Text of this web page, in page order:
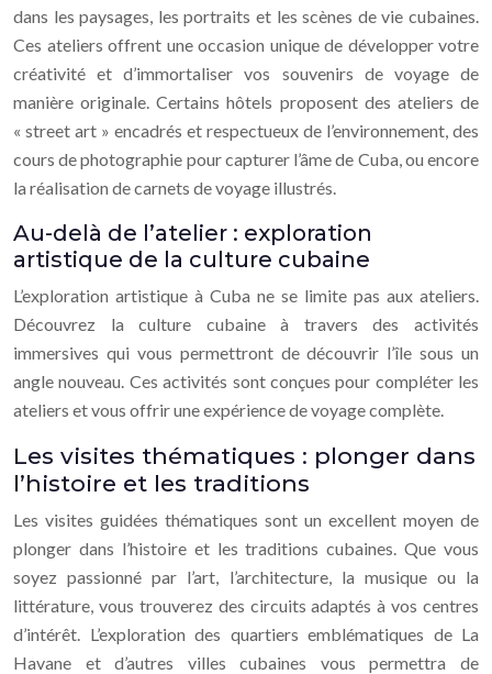
dans les paysages, les portraits et les scènes de vie cubaines.
Ces ateliers offrent une occasion unique de développer votre
créativité et d’immortaliser vos souvenirs de voyage de
manière originale. Certains hôtels proposent des ateliers de
« street art » encadrés et respectueux de l’environnement, des
cours de photographie pour capturer l’âme de Cuba, ou encore
la réalisation de carnets de voyage illustrés.
Au-delà de l’atelier : exploration
artistique de la culture cubaine
L’exploration artistique à Cuba ne se limite pas aux ateliers.
Découvrez la culture cubaine à travers des activités
immersives qui vous permettront de découvrir l’île sous un
angle nouveau. Ces activités sont conçues pour compléter les
ateliers et vous offrir une expérience de voyage complète.
Les visites thématiques : plonger dans
l’histoire et les traditions
Les visites guidées thématiques sont un excellent moyen de
plonger dans l’histoire et les traditions cubaines. Que vous
soyez passionné par l’art, l’architecture, la musique ou la
littérature, vous trouverez des circuits adaptés à vos centres
d’intérêt. L’exploration des quartiers emblématiques de La
Havane et d’autres villes cubaines vous permettra de